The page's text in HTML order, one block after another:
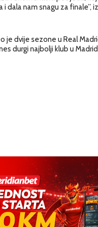
dala nam snagu za finale”,
je dvije sezone u Real
durgi najbolji klub u